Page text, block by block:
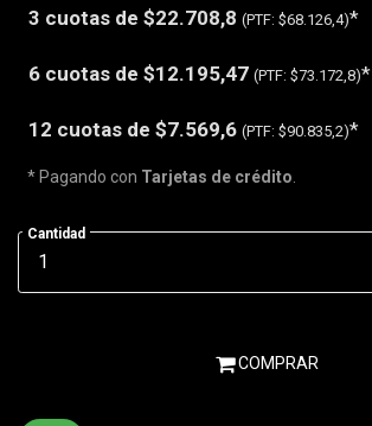
3 cuotas de $22.708,8 (PTF: $68.126,4)*
6 cuotas de $12.195,47 (PTF: $73.172,8)*
12 cuotas de $7.569,6 (PTF: $90.835,2)*
* Pagando con Tarjetas de crédito
Cantidad
COMPRAR